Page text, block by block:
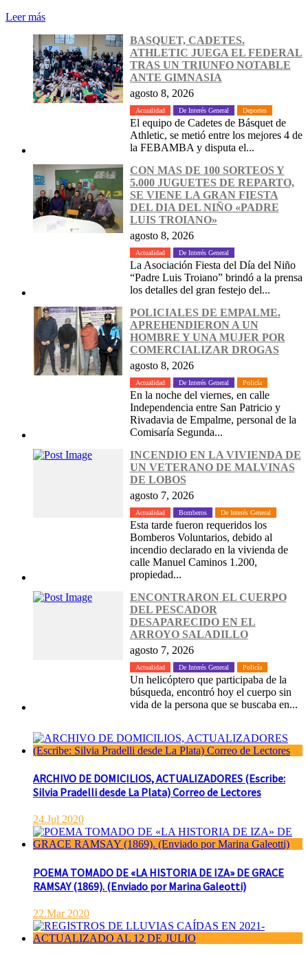
Leer más
BASQUET, CADETES.
ATHLETIC JUEGA EL FEDERAL
TRAS UN TRIUNFO NOTABLE
ANTE GIMNASIA
agosto 8, 2026
Actualidad De Interés General Deportes
El equipo de Cadetes de Básquet de
Athletic, se metió entre los mejores 4 de
la FEBAMBA y disputa el...
CON MAS DE 100 SORTEOS Y
5.000 JUGUETES DE REPARTO,
SE VIENE LA GRAN FIESTA
DEL DIA DEL NIÑO «PADRE
LUIS TROIANO»
agosto 8, 2026
Actualidad De Interés General
La Asociación Fiesta del Día del Niño
“Padre Luis Troiano” brindó a la prensa
los detalles del gran festejo del...
POLICIALES DE EMPALME.
APREHENDIERON A UN
HOMBRE Y UNA MUJER POR
COMERCIALIZAR DROGAS
agosto 8, 2026
Actualidad De Interés General Policía
En la noche del viernes, en calle
Independencia entre San Patricio y
Rivadavia de Empalme, personal de la
Comisaría Segunda...
INCENDIO EN LA VIVIENDA DE
UN VETERANO DE MALVINAS
DE LOBOS
agosto 7, 2026
Actualidad Bomberos De Interés General
Esta tarde fueron requeridos los
Bomberos Voluntarios, debido al
incendio declarado en la vivienda de
calle Manuel Caminos 1.200,
propiedad...
ENCONTRARON EL CUERPO
DEL PESCADOR
DESAPARECIDO EN EL
ARROYO SALADILLO
agosto 7, 2026
Actualidad De Interés General Policía
Un helicóptero que participaba de la
búsqueda, encontró hoy el cuerpo sin
vida de la persona que se buscaba en...
ARCHIVO DE DOMICILIOS, ACTUALIZADORES (Escribe:
Silvia Pradelli desde La Plata) Correo de Lectores
24.Jul 2020
POEMA TOMADO DE «LA HISTORIA DE IZA» DE GRACE
RAMSAY (1869). (Enviado por Marina Galeotti)
22.Mar 2020